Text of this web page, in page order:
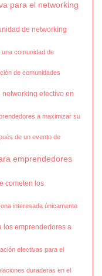
para el networking
de networking
comunidad de
de comunidades
efectivo en
a maximizar su
de un evento de
emprendedores
cometen los
interesada únicamente
los emprendedores a
efectivas para el
duraderas en el